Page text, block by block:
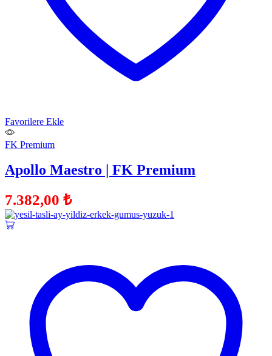
Favorilere Ekle
FK Premium
Apollo Maestro | FK Premium
7.382,00 ₺